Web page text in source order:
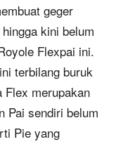
geger
kini belum
Flexpai ini.
terbilang buruk
Flex merupakan
Pai sendiri belum
Pie yang